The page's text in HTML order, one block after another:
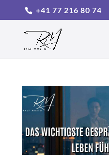
+41 77 216 80 74